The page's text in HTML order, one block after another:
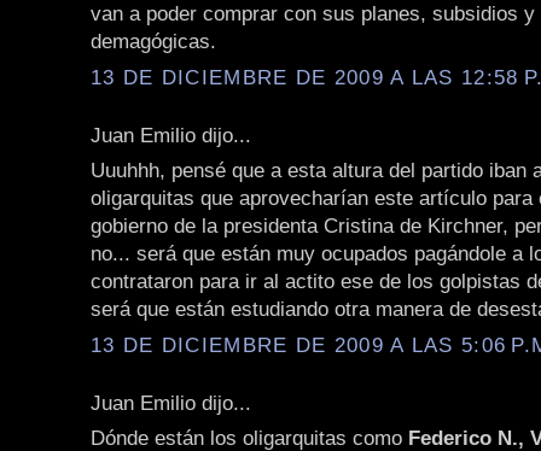
van a poder comprar con sus planes, subsidios y
demagógicas.
13 DE DICIEMBRE DE 2009 A LAS 12:58
Juan Emilio dijo...
Uuuhhh, pensé que a esta altura del partido iban
oligarquitas que aprovecharían este artículo para
gobierno de la presidenta Cristina de Kirchner,
no... será que están muy ocupados pagándole a
contrataron para ir al actito ese de los golpistas
será que están estudiando otra manera de
13 DE DICIEMBRE DE 2009 A LAS 5:06
Juan Emilio dijo...
Dónde están los oligarquitas como Federico N.,